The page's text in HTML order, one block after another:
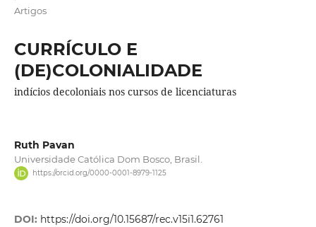
Artigos
CURRÍCULO E
(DE)COLONIALIDADE
indícios decoloniais nos cursos de licenciaturas
Ruth Pavan
Universidade Católica Dom Bosco, Brasil.
https://orcid.org/0000-0001-8979-1125
DOI: https://doi.org/10.15687/rec.v15i1.62761